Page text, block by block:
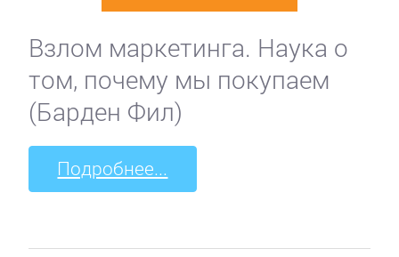
Взлом маркетинга. Наука о
том, почему мы покупаем
(Барден Фил)
Подробнее...